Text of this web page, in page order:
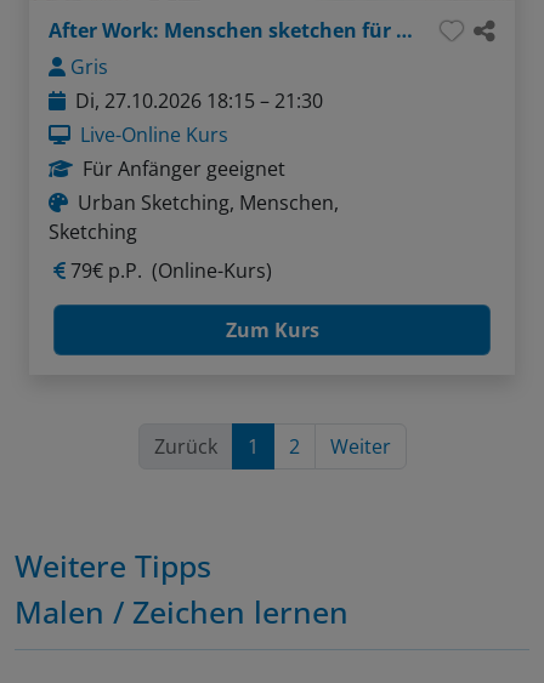
After Work: Menschen sketchen für Einsteiger
Gris
Di, 27.10.2026 18:15 – 21:30
Live-Online Kurs
Für Anfänger geeignet
Urban Sketching, Menschen,
Sketching
79€ p.P. (Online-Kurs)
Zum Kurs
Zurück 1 2 Weiter
Weitere Tipps
Malen / Zeichen lernen